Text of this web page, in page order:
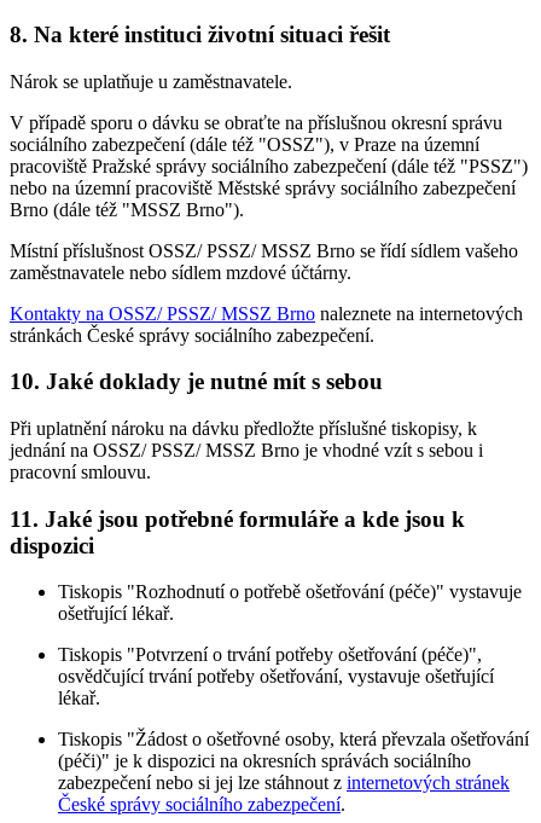
8. Na které instituci životní situaci řešit
Nárok se uplatňuje u zaměstnavatele.
V případě sporu o dávku se obraťte na příslušnou okresní správu
sociálního zabezpečení (dále též "OSSZ"), v Praze na územní
pracoviště Pražské správy sociálního zabezpečení (dále též "PSSZ")
nebo na územní pracoviště Městské správy sociálního zabezpečení
Brno (dále též "MSSZ Brno").
Místní příslušnost OSSZ/ PSSZ/ MSSZ Brno se řídí sídlem vašeho
zaměstnavatele nebo sídlem mzdové účtárny.
Kontakty na OSSZ/ PSSZ/ MSSZ Brno naleznete na internetových
stránkách České správy sociálního zabezpečení.
10. Jaké doklady je nutné mít s sebou
Při uplatnění nároku na dávku předložte příslušné tiskopisy, k
jednání na OSSZ/ PSSZ/ MSSZ Brno je vhodné vzít s sebou i
pracovní smlouvu.
11. Jaké jsou potřebné formuláře a kde jsou k
dispozici
Tiskopis "Rozhodnutí o potřebě ošetřování (péče)" vystavuje
ošetřující lékař.
Tiskopis "Potvrzení o trvání potřeby ošetřování (péče)",
osvědčující trvání potřeby ošetřování, vystavuje ošetřující
lékař.
Tiskopis "Žádost o ošetřovné osoby, která převzala ošetřování
(péči)" je k dispozici na okresních správách sociálního
zabezpečení nebo si jej lze stáhnout z internetových stránek
České správy sociálního zabezpečení.